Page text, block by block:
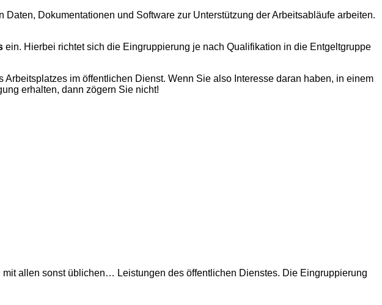
Dokumentationen und Software zur Unterstützung der Arbeitsabläufe arbeiten.
ein. Hierbei richtet sich die Eingruppierung je nach Qualifikation in die Entgeltgruppe
im öffentlichen Dienst. Wenn Sie also Interesse daran haben, in einem
erhalten, dann zögern Sie nicht!
mit allen sonst üblichen… Leistungen des öffentlichen Dienstes. Die Eingruppierung